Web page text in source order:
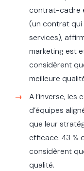
contrat-cadre
(un contrat qui
services),
marketing est
considèrent
meilleure
A l’inverse,
d’équipes
que leur
efficace. 43 %
considèrent
qualité.